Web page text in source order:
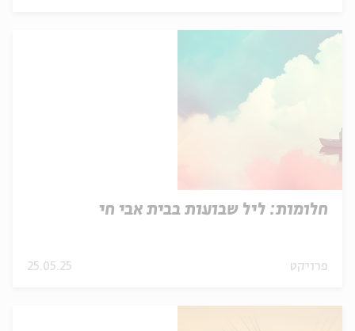
חלומות: ליל שבועות בבית אבי חי
פרויקט 25.05.25